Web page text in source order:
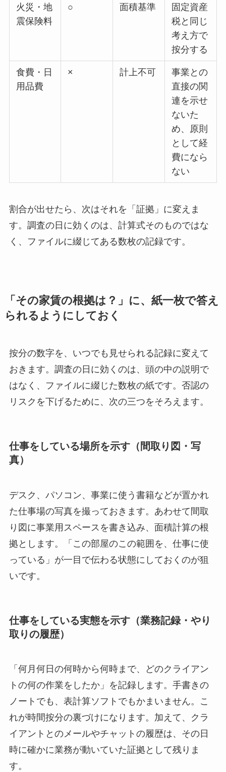
火災・地
震保険料
○ 面積基準
固定資産
税と同じ
考え方で
按分する
食費・日
用品費
× 計上不可
事業との
直接の関
連を示せ
ないた
め、原則
として経
費になら
ない
割合が出せたら、次はそれを「証拠」に変えま
す。調査の日に効くのは、計算式そのものではな
く、ファイルに綴じてある数枚の記録です。
「その家賃の根拠は？」に、紙一枚で答え
られるようにしておく
按分の数字を、いつでも見せられる記録に変えて
おきます。調査の日に効くのは、頭の中の説明で
はなく、ファイルに綴じた数枚の紙です。否認の
リスクを下げるために、次の三つをそろえます。
仕事をしている場所を示す（間取り図・写
真）
デスク、パソコン、事業に使う書籍などが置かれ
た仕事場の写真を撮っておきます。あわせて間取
り図に事業用スペースを書き込み、面積計算の根
拠とします。「この部屋のこの範囲を、仕事に使
っている」が一目で伝わる状態にしておくのが狙
いです。
仕事をしている実態を示す（業務記録・やり
取りの履歴）
「何月何日の何時から何時まで、どのクライアン
トの何の作業をしたか」を記録します。手書きの
ノートでも、表計算ソフトでもかまいません。こ
れが時間按分の裏づけになります。加えて、クラ
イアントとのメールやチャットの履歴は、その日
時に確かに業務が動いていた証拠として残りま
す。